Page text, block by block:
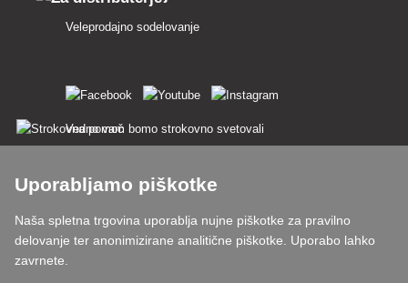
Veleprodajno sodelovanje
Vedno vam bomo strokovno svetovali
85 % blaga na zalogi
Uporabljamo piškotke
Naša spletna trgovina uporablja nujne piškotke za pravilno
delovanje ter anonimizirane analitične piškotke. Uporabo lahko
zavrnete.